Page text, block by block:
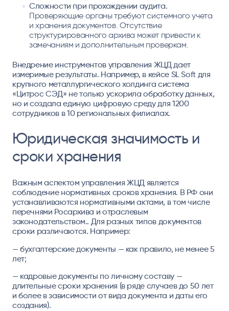
Сложности при прохождении аудита.
Проверяющие органы требуют системного учета
и хранения документов. Отсутствие
структурированного архива может привести к
замечаниям и дополнительным проверкам.
Внедрение инструментов управления ЖЦД дает
измеримые результаты. Например, в кейсе SL Soft для
крупного металлургического холдинга система
«Цитрос СЭД» не только ускорила обработку данных,
но и создала единую цифровую среду для 1200
сотрудников в 10 региональных филиалах.
Юридическая значимость и
сроки хранения
Важным аспектом управления ЖЦД является
соблюдение нормативных сроков хранения. В РФ они
устанавливаются нормативными актами, в том числе
перечнями Росархива и отраслевым
законодательством.. Для разных типов документов
сроки различаются. Например:
— бухгалтерские документы — как правило, не менее 5
лет;
— кадровые документы по личному составу —
длительные сроки хранения (в ряде случаев до 50 лет
и более в зависимости от вида документа и даты его
создания).